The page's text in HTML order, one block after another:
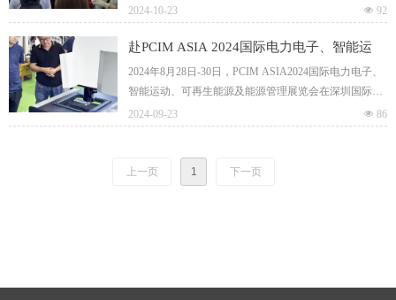
家居等行业热点，与业界同仁共绘电子行业未来蓝图。
中心隆重召开，SZISIE-2025是专注于半导体件行业国际
性、专业化的展会平台，汇聚众多半导体行业具有影响
力的参展商，完整展示半导体产业链，打造深度的技术
交流平台，通过行业趋势解读、政策导向与技术分享，
充分挖掘行业发展新需求，共同开拓市场新机遇。
넶 92
2024-10-23
赴PCIM ASIA 2024国际电力电子、智能运
动、可再生能源及能源管理展览会完美收
官！
2024年8月28日-30日，PCIM ASIA2024国际电力电子、
智能运动、可再生能源及能源管理展览会在深圳国际会
展中心(宝安新馆)盛大举办！作为本次参展商之一，鑫
业诚智能装备(无锡)有限公司携领先国际水平的智能装
未来趋势，全方位展示公司的产品与技术实力，并获得
参展客户的高度认可。
넶 86
2024-09-23
上一页 1 下一页